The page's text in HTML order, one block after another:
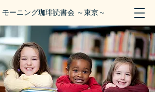
モーニング珈琲読書会 ～東京～